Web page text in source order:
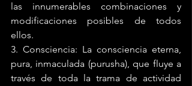
las innumerables combinaciones y
modificaciones posibles de todos
ellos.
3. Consciencia: La consciencia eterna,
pura, inmaculada (purusha), que fluye a
través de toda la trama de actividad